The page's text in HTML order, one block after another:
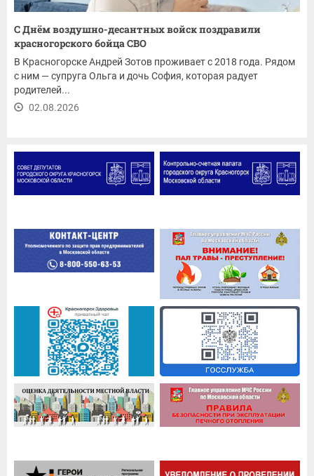
С Днём воздушно-десантных войск поздравили
красногорского бойца СВО
В Красногорске Андрей Зотов проживает с 2018 года. Рядом
с ним — супруга Ольга и дочь София, которая радует
родителей...
02.08.2026